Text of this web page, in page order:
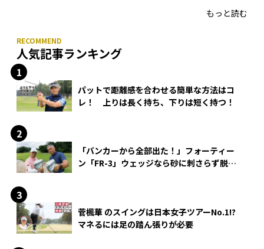
もっと読む
人気記事ランキング
パットで距離感を合わせる簡単な方法はコ
レ！ 上りは長く持ち、下りは短く持つ！
「バンカーから全部出た！」フォーティー
ン「FR-3」ウェッジなら砂に刺さらず脱出
菅楓華 のスイングは日本女子ツアーNo.1!?
マネるには足の踏ん張りが必要